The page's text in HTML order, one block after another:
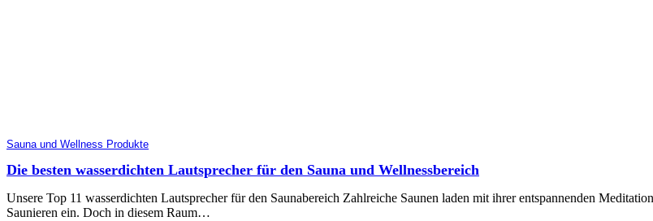
Sauna und Wellness Produkte
Die besten wasserdichten Lautsprecher für den Sauna und Wellnessbereich
Unsere Top 11 wasserdichten Lautsprecher für den Saunabereich Zahlreiche Saunen laden mit ihrer entspannenden
Saunieren ein. Doch in diesem Raum…